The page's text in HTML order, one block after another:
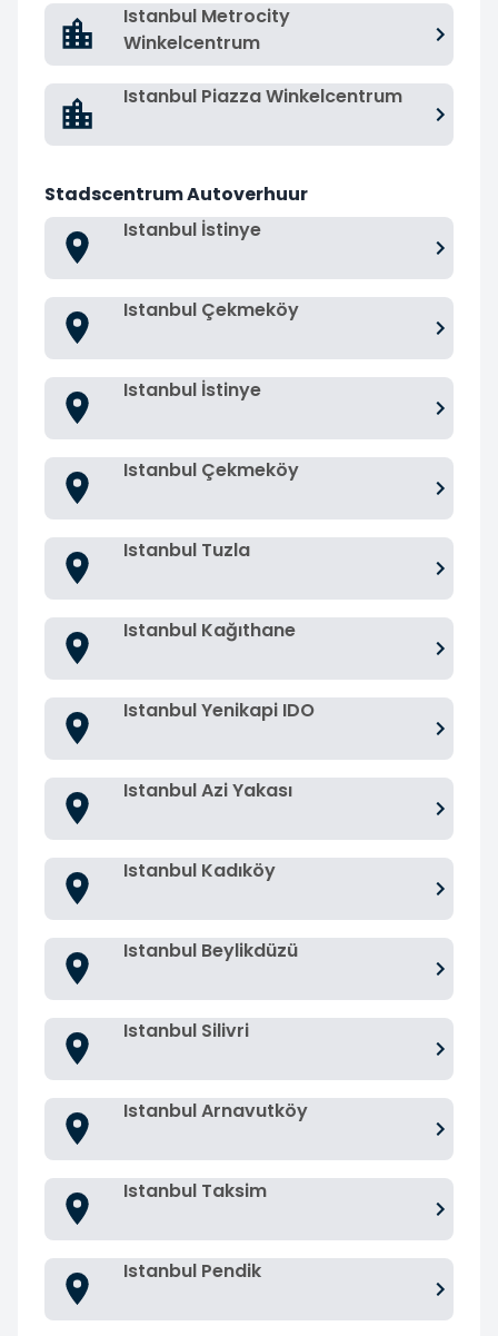
Istanbul Metrocity
Winkelcentrum
Istanbul Piazza Winkelcentrum
Stadscentrum Autoverhuur
Istanbul İstinye
Istanbul Çekmeköy
Istanbul İstinye
Istanbul Çekmeköy
Istanbul Tuzla
Istanbul Kağıthane
Istanbul Yenikapi IDO
Istanbul Azi Yakası
Istanbul Kadıköy
Istanbul Beylikdüzü
Istanbul Silivri
Istanbul Arnavutköy
Istanbul Taksim
Istanbul Pendik